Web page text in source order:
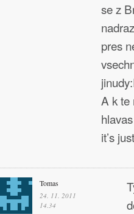
se z
pres
A k te
it’s
Tomas
24. 11. 2011
14.34